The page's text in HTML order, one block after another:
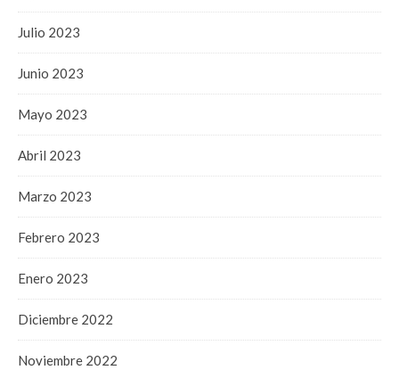
Julio 2023
Junio 2023
Mayo 2023
Abril 2023
Marzo 2023
Febrero 2023
Enero 2023
Diciembre 2022
Noviembre 2022